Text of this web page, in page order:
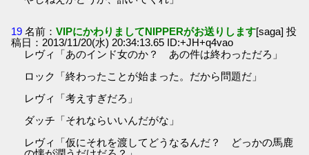
19 名前：VIPにかわりましてNIPPERがお送りします[saga] 投
稿日：2013/11/20(水) 20:34:13.65 ID:+JH+q4vao
レヴィ「あのインド女のか？ あの件は終わっただろ」
ロック「終わったことが始まった。だから問題だ」
レヴィ「考えすぎだろ」
ダッチ「それならいいんだがな」
レヴィ「仮にそれを渡してどうなるんだ？ どっかの馬鹿